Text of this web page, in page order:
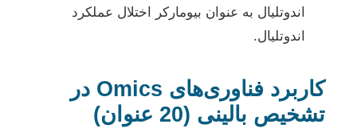
اندوتلیال به عنوان بیومارکر اختلال عملکرد
اندوتلیال.
کاربرد فناوری‌های Omics در
تشخیص بالینی (20 عنوان)